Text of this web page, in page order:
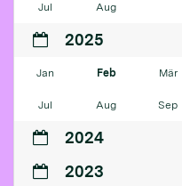
Jul Aug
2025
Jan Feb Mär
Jul Aug Sep
2024
2023